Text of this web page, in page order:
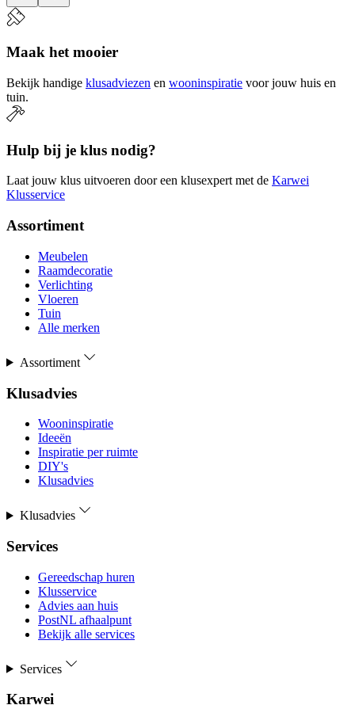
Maak het mooier
Bekijk handige klusadviezen en wooninspiratie voor jouw huis en
tuin.
Hulp bij je klus nodig?
Laat jouw klus uitvoeren door een klusexpert met de Karwei
Klusservice
Assortiment
Meubelen
Raamdecoratie
Verlichting
Vloeren
Tuin
Alle merken
Assortiment
Klusadvies
Wooninspiratie
Ideeën
Inspiratie per ruimte
DIY's
Klusadvies
Klusadvies
Services
Gereedschap huren
Klusservice
Advies aan huis
PostNL afhaalpunt
Bekijk alle services
Services
Karwei